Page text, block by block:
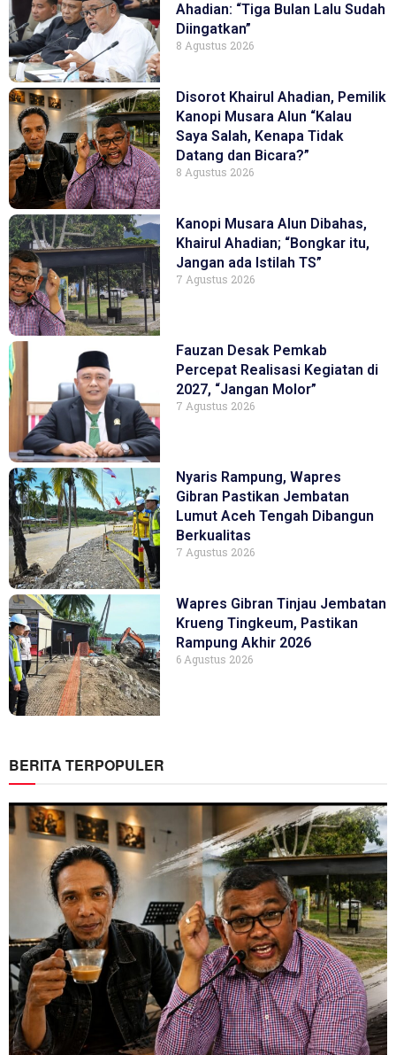
Ahadian: “Tiga Bulan Lalu Sudah
Diingatkan”
8 Agustus 2026
Disorot Khairul Ahadian, Pemilik
Kanopi Musara Alun “Kalau
Saya Salah, Kenapa Tidak
Datang dan Bicara?”
8 Agustus 2026
Kanopi Musara Alun Dibahas,
Khairul Ahadian; “Bongkar itu,
Jangan ada Istilah TS”
7 Agustus 2026
Fauzan Desak Pemkab
Percepat Realisasi Kegiatan di
2027, “Jangan Molor”
7 Agustus 2026
Nyaris Rampung, Wapres
Gibran Pastikan Jembatan
Lumut Aceh Tengah Dibangun
Berkualitas
7 Agustus 2026
Wapres Gibran Tinjau Jembatan
Krueng Tingkeum, Pastikan
Rampung Akhir 2026
6 Agustus 2026
BERITA TERPOPULER